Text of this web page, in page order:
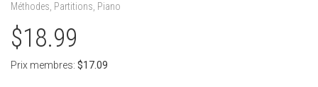
Méthodes, Partitions, Piano
$18.99
Prix membres: $17.09